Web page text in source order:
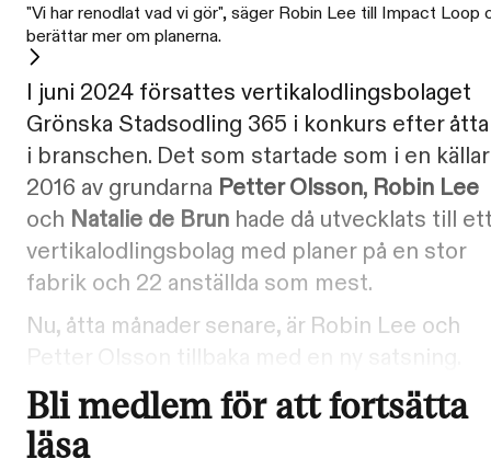
"Vi har renodlat vad vi gör", säger Robin Lee till Impact Loop
berättar mer om planerna.
I juni 2024 försattes vertikalodlingsbolaget
Grönska Stadsodling 365 i konkurs efter
i branschen. Det som startade som i en
2016 av grundarna Petter Olsson, Robin Lee
och Natalie de Brun hade då utvecklats till
vertikalodlingsbolag med planer på en stor
fabrik och 22 anställda som mest.
Nu, åtta månader senare, är Robin Lee och
Bli medlem för att fortsätta
läsa